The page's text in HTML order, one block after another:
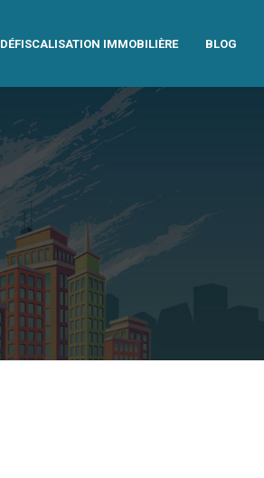
DÉFISCALISATION IMMOBILIÈRE BLOG